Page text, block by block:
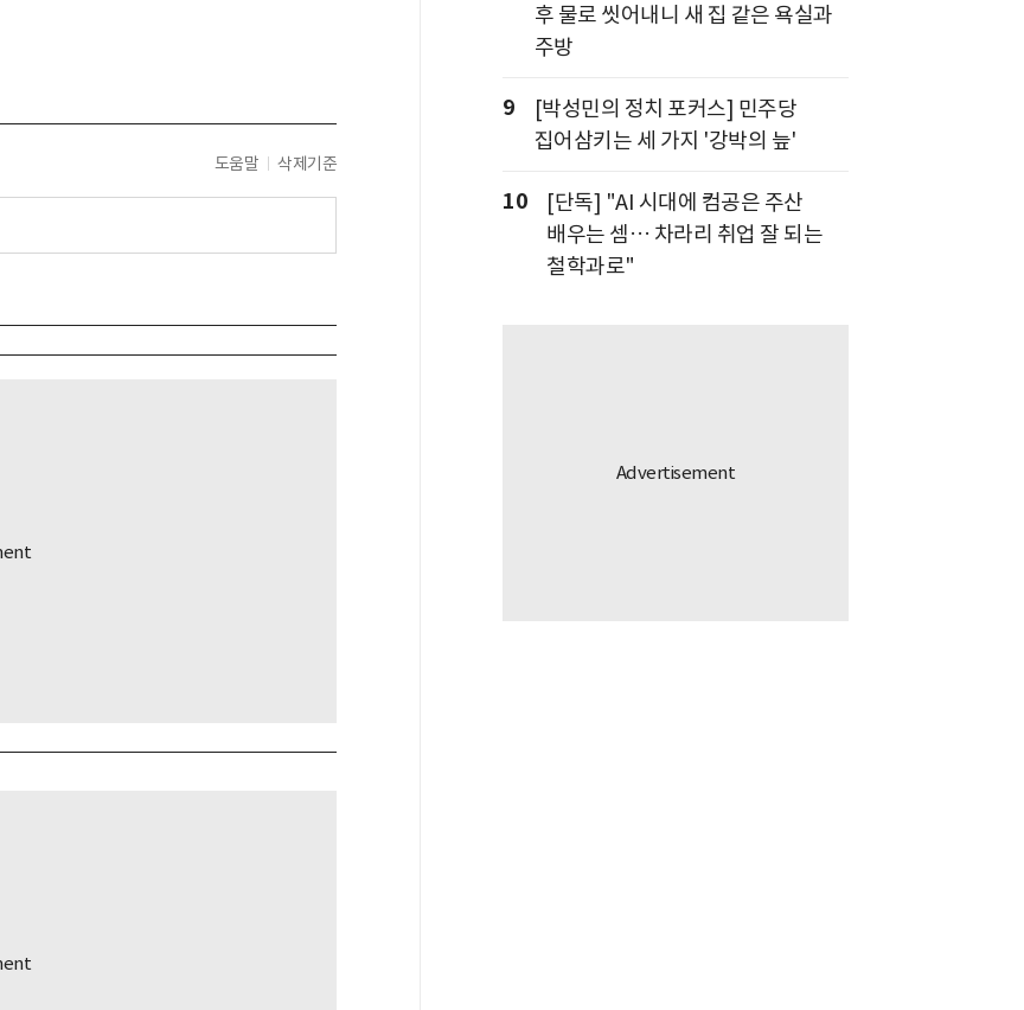
도움말 삭제기준
후 물로 씻어내니 새 집 같은 욕실과
주방
9
[박성민의 정치 포커스] 민주당
집어삼키는 세 가지 '강박의 늪'
10
[단독] "AI 시대에 컴공은 주산
배우는 셈… 차라리 취업 잘 되는
철학과로"